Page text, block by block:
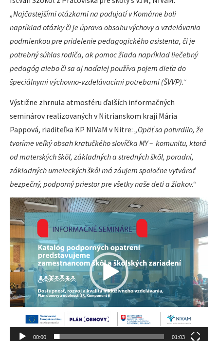
„Najčastejšími otázkami na podujatí v Komárne boli
napríklad otázky či je úprava obsahu výchovy a vzdelávania
podmienkou pre pridelenie pedagogického asistenta, či je
potrebný súhlas rodiča, ak pomoc žiada napríklad liečebný
pedagóg alebo či sa aj naďalej používa pojem dieťa do
špeciálnymi výchovno-vzdelávacími potrebami (ŠVVP).“
Výstižne zhrnula atmosféru ďalších informačných
seminárov realizovaných v Nitrianskom kraji Mária
Pappová, riaditeľka KP NIVaM v Nitre: „Opäť sa potvrdilo, že
tvoríme veľký obsah kratučkého slovíčka MY – komunitu, ktorá
od materských škôl, základných a stredných škôl, poradní,
základných umeleckých škôl má záujem spoločne vytvárať
bezpečný, podporný priestor pre všetky naše deti a žiakov.“
Video
prehrávač
00:00 01:03